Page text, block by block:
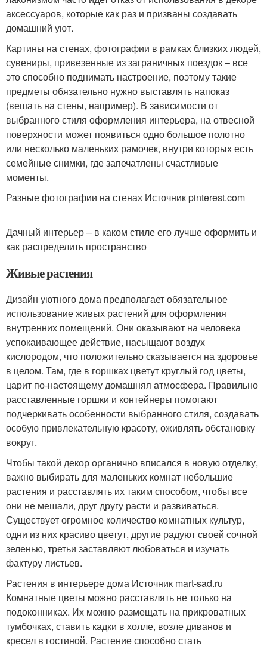
аксессуаров, которые как раз и призваны создавать
домашний уют.
Картины на стенах, фотографии в рамках близких людей,
сувениры, привезенные из заграничных поездок – все
это способно поднимать настроение, поэтому такие
предметы обязательно нужно выставлять напоказ
(вешать на стены, например). В зависимости от
выбранного стиля оформления интерьера, на отвесной
поверхности может появиться одно большое полотно
или несколько маленьких рамочек, внутри которых есть
семейные снимки, где запечатлены счастливые
моменты.
Разные фотографии на стенах Источник pinterest.com
Дачный интерьер – в каком стиле его лучше оформить и
как распределить пространство
Живые растения
Дизайн уютного дома предполагает обязательное
использование живых растений для оформления
внутренних помещений. Они оказывают на человека
успокаивающее действие, насыщают воздух
кислородом, что положительно сказывается на здоровье
в целом. Там, где в горшках цветут круглый год цветы,
царит по-настоящему домашняя атмосфера. Правильно
расставленные горшки и контейнеры помогают
подчеркивать особенности выбранного стиля, создавать
особую привлекательную красоту, оживлять обстановку
вокруг.
Чтобы такой декор органично вписался в новую отделку,
важно выбирать для маленьких комнат небольшие
растения и расставлять их таким способом, чтобы все
они не мешали, друг другу расти и развиваться.
Существует огромное количество комнатных культур,
одни из них красиво цветут, другие радуют своей сочной
зеленью, третьи заставляют любоваться и изучать
фактуру листьев.
Растения в интерьере дома Источник mart-sad.ru
Комнатные цветы можно расставлять не только на
подоконниках. Их можно размещать на прикроватных
тумбочках, ставить кадки в холле, возле диванов и
кресел в гостиной. Растение способно стать